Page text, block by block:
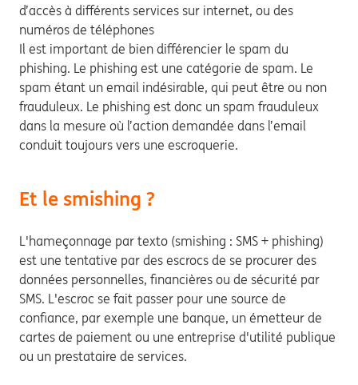
d’accès à différents services sur internet, ou des
numéros de téléphones
Il est important de bien différencier le spam du
phishing. Le phishing est une catégorie de spam. Le
spam étant un email indésirable, qui peut être ou non
frauduleux. Le phishing est donc un spam frauduleux
dans la mesure où l’action demandée dans l’email
conduit toujours vers une escroquerie.
Et le smishing ?
L'hameçonnage par texto (smishing : SMS + phishing)
est une tentative par des escrocs de se procurer des
données personnelles, financières ou de sécurité par
SMS. L'escroc se fait passer pour une source de
confiance, par exemple une banque, un émetteur de
cartes de paiement ou une entreprise d'utilité publique
ou un prestataire de services.